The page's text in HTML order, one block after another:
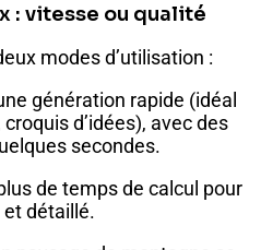
: vitesse ou qualité
modes d’utilisation :
génération rapide (idéal
d’idées), avec des
secondes.
de temps de calcul pour
et détaillé.